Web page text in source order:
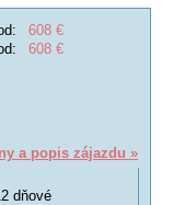
608 €
608 €
a popis zájazdu »
dňové